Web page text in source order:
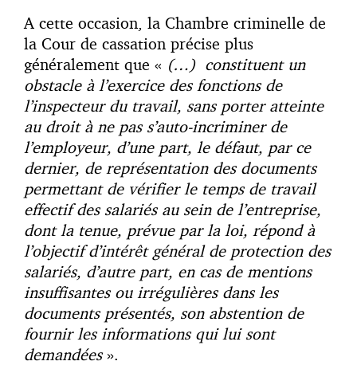
A cette occasion, la Chambre criminelle de
la Cour de cassation précise plus
généralement que « (…) constituent un
obstacle à l’exercice des fonctions de
l’inspecteur du travail, sans porter atteinte
au droit à ne pas s’auto-incriminer de
l’employeur, d’une part, le défaut, par ce
dernier, de représentation des documents
permettant de vérifier le temps de travail
effectif des salariés au sein de l’entreprise,
dont la tenue, prévue par la loi, répond à
l’objectif d’intérêt général de protection des
salariés, d’autre part, en cas de mentions
insuffisantes ou irrégulières dans les
documents présentés, son abstention de
fournir les informations qui lui sont
demandées».